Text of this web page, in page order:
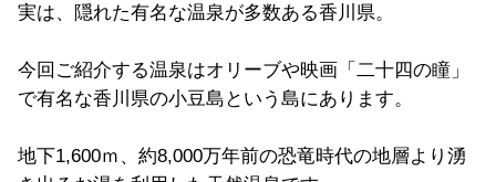
実は、隠れた有名な温泉が多数ある香川県。
今回ご紹介する温泉はオリーブや映画「二十四の瞳」
で有名な香川県の小豆島という島にあります。
地下1,600ｍ、約8,000万年前の恐竜時代の地層より湧